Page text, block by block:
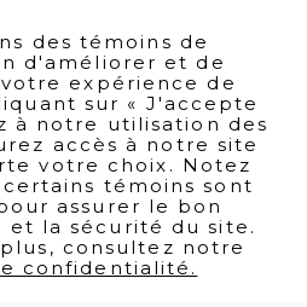
des témoins de
d'améliorer et de
expérience de
sur « J'accepte
à notre utilisation des
accès à notre site
votre choix. Notez
témoins sont
assurer le bon
la sécurité du site.
consultez notre
confidentialité.